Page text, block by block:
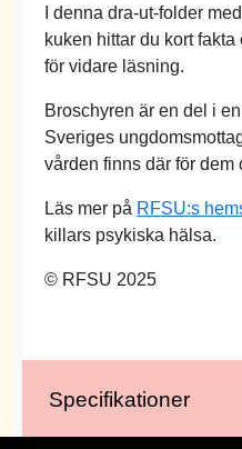
I denna dra-ut-folder
kuken hittar du kort
för vidare läsning.
Broschyren är en del i
Sveriges
vården finns där för dem
Läs mer på RFSU:s
killars psykiska hälsa.
© RFSU 2025
Specifikationer